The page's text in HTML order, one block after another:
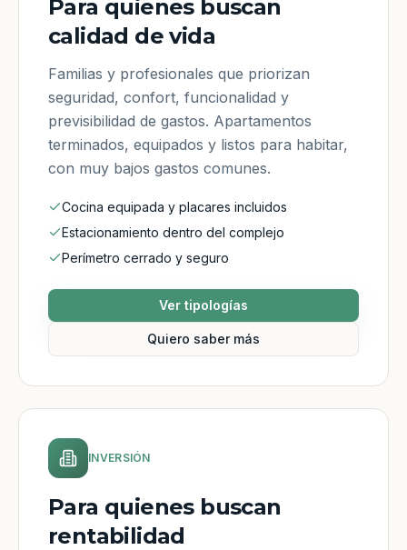
Para quienes buscan
calidad de vida
Familias y profesionales que priorizan
seguridad, confort, funcionalidad y
previsibilidad de gastos. Apartamentos
terminados, equipados y listos para habitar,
con muy bajos gastos comunes.
Cocina equipada y placares incluidos
Estacionamiento dentro del complejo
Perímetro cerrado y seguro
Ver tipologías
Quiero saber más
INVERSIÓN
Para quienes buscan
rentabilidad